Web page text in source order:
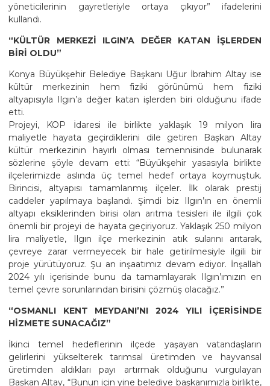
yöneticilerinin gayretleriyle ortaya çıkıyor” ifadelerini
kullandı.
“KÜLTÜR MERKEZİ ILGIN’A DEĞER KATAN İŞLERDEN
BİRİ OLDU”
Konya Büyükşehir Belediye Başkanı Uğur İbrahim Altay ise
kültür merkezinin hem fiziki görünümü hem fiziki
altyapısıyla Ilgın’a değer katan işlerden biri olduğunu ifade
etti.
Projeyi, KOP İdaresi ile birlikte yaklaşık 19 milyon lira
maliyetle hayata geçirdiklerini dile getiren Başkan Altay
kültür merkezinin hayırlı olması temennisinde bulunarak
sözlerine şöyle devam etti: “Büyükşehir yasasıyla birlikte
ilçelerimizde aslında üç temel hedef ortaya koymuştuk.
Birincisi, altyapısı tamamlanmış ilçeler. İlk olarak prestij
caddeler yapılmaya başlandı. Şimdi biz Ilgın’ın en önemli
altyapı eksiklerinden birisi olan arıtma tesisleri ile ilgili çok
önemli bir projeyi de hayata geçiriyoruz. Yaklaşık 250 milyon
lira maliyetle, Ilgın ilçe merkezinin atık sularını arıtarak,
çevreye zarar vermeyecek bir hale getirilmesiyle ilgili bir
proje yürütüyoruz. Şu an inşaatımız devam ediyor. İnşallah
2024 yılı içerisinde bunu da tamamlayarak Ilgın’ımızın en
temel çevre sorunlarından birisini çözmüş olacağız.”
“OSMANLI KENT MEYDANI’NI 2024 YILI İÇERİSİNDE
HİZMETE SUNACAĞIZ”
İkinci temel hedeflerinin ilçede yaşayan vatandaşların
gelirlerini yükselterek tarımsal üretimden ve hayvansal
üretimden aldıkları payı artırmak olduğunu vurgulayan
Başkan Altay, “Bunun için yine belediye başkanımızla birlikte,